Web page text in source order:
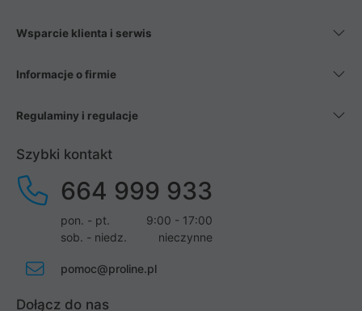
Wsparcie klienta i serwis
Informacje o firmie
Regulaminy i regulacje
Szybki kontakt
664 999 933
pon. - pt.
9:00 - 17:00
sob. - niedz.
nieczynne
pomoc@proline.pl
Dołącz do nas